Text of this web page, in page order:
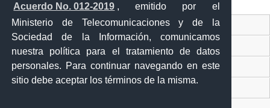
Acuerdo No. 012-2019 , emitido por el
Ministerio de Telecomunicaciones y de la
Sociedad de la Información, comunicamos
nuestra política para el tratamiento de datos
personales. Para continuar navegando en este
sitio debe aceptar los términos de la misma.
Ventanilla Única Virtual
Ventanilla Única de Comercio Exterior
Gobierno Abierto